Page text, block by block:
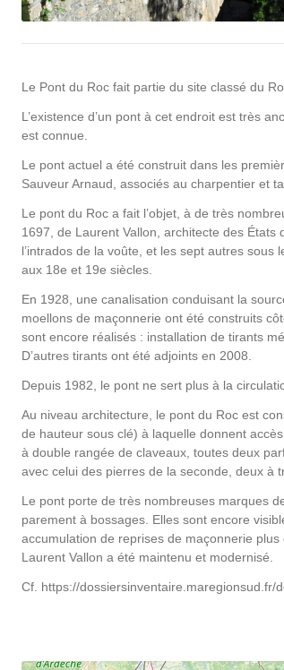
Le Pont du Roc fait partie du site classé du
L’existence d’un pont à cet endroit est très
est connue.
Le pont actuel a été construit dans les
Sauveur Arnaud, associés au charpentier et
Le pont du Roc a fait l’objet, à de très
1697, de Laurent Vallon, architecte des
l’intrados de la voûte, et les sept autres
aux 18e et 19e siècles.
En 1928, une canalisation conduisant la
moellons de maçonnerie ont été construits
sont encore réalisés : installation de tirants
D’autres tirants ont été adjoints en 2008.
Depuis 1982, le pont ne sert plus à la
Au niveau architecture, le pont du Roc est
de hauteur sous clé) à laquelle donnent
à double rangée de claveaux, toutes deux
avec celui des pierres de la seconde, deux à
Le pont porte de très nombreuses marques
parement à bossages. Elles sont encore
accumulation de reprises de maçonnerie
Laurent Vallon a été maintenu et modernisé.
Cf. https://